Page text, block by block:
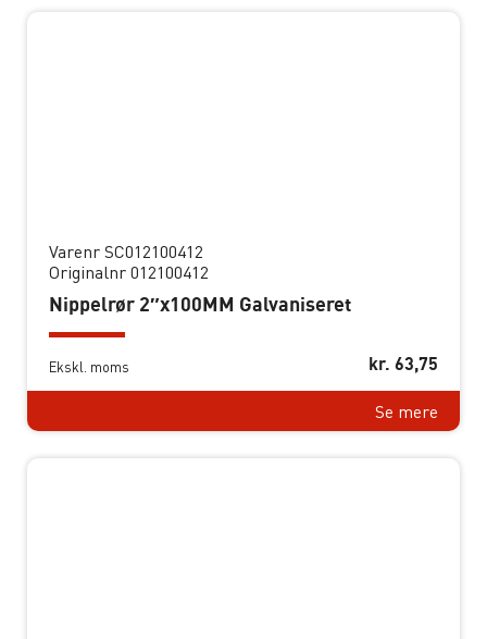
Varenr SC012100412
Originalnr 012100412
Nippelrør 2″x100MM Galvaniseret
Ekskl. moms kr. 63,75
Se mere